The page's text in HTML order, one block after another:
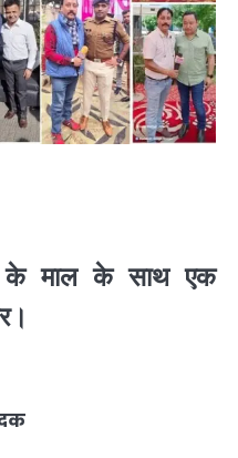
के माल के साथ एक